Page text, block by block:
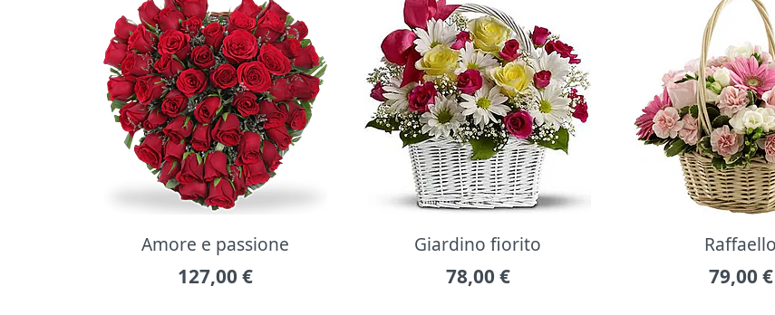
Amore e passione
127,00 €
Giardino fiorito
78,00 €
Raffaello
79,00 €